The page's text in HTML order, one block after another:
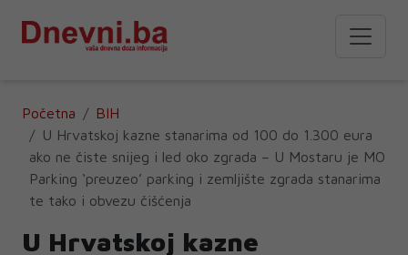
Početna
BIH
U Hrvatskoj kazne stanarima od 100 do 1.300 eura
ako ne čiste snijeg i led oko zgrada – U Mostaru je MO
Parking ‘preuzeo’ parking i zemljište zgrada stanarima
te tako i obvezu čišćenja
U Hrvatskoj kazne